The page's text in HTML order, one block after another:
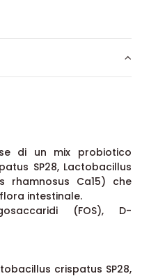
di un mix probiotico
SP28, Lactobacillus
rhamnosus Ca15) che
intestinale.
(FOS), D-
crispatus SP28,